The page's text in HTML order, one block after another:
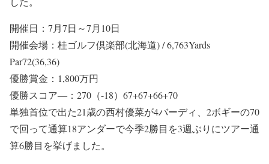
開催日：7月7日～7月10日
開催会場：桂ゴルフ倶楽部(北海道) / 6,763Yards
Par72(36,36)
優勝賞金：1,800万円
優勝スコア―：270（-18）67+67+66+70
単独首位で出た21歳の西村優菜が4バーディ、2ボギーの70
で回って通算18アンダーで今季2勝目を3週ぶりにツアー通
算6勝目を挙げました。